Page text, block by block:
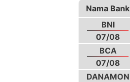
Nama Bank
BNI
07/08
BCA
07/08
DANAMON